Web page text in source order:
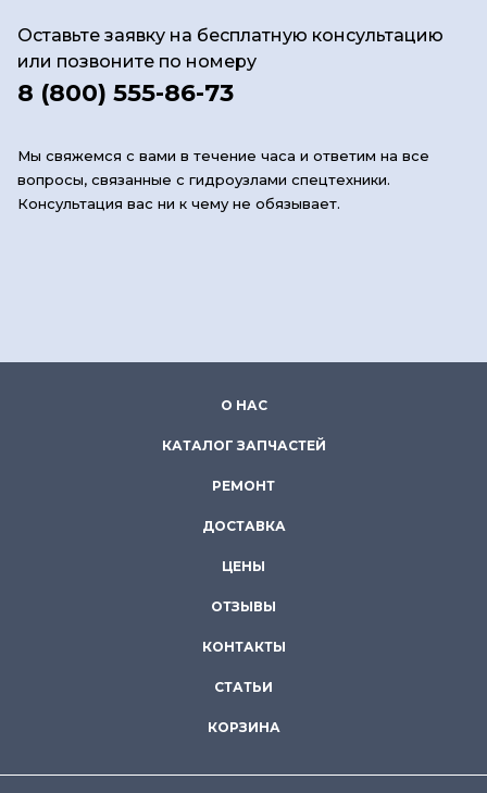
Оставьте заявку на бесплатную консультацию
или позвоните по номеру
8 (800) 555-86-73
Мы свяжемся с вами в течение часа и ответим на все
вопросы, связанные с гидроузлами спецтехники.
Консультация вас ни к чему не обязывает.
О НАС
КАТАЛОГ ЗАПЧАСТЕЙ
РЕМОНТ
ДОСТАВКА
ЦЕНЫ
ОТЗЫВЫ
КОНТАКТЫ
СТАТЬИ
КОРЗИНА